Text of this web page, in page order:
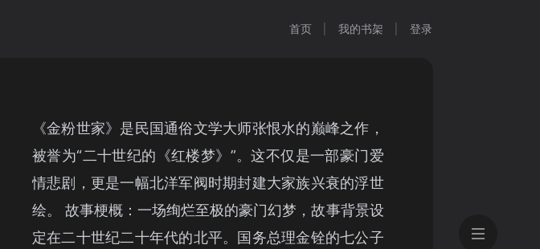
首页 我的书架 登录
《金粉世家》是民国通俗文学大师张恨水的巅峰之作，
被誉为“二十世纪的《红楼梦》”。这不仅是一部豪门爱
情悲剧，更是一幅北洋军阀时期封建大家族兴衰的浮世
绘。 故事梗概：一场绚烂至极的豪门幻梦，故事背景设
定在二十世纪二十年代的北平。国务总理金铨的七公子